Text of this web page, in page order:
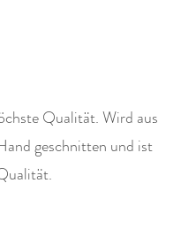
Qualität. Wird aus
geschnitten und ist